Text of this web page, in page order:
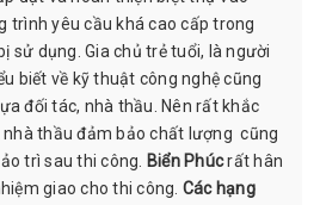
trình yêu cầu khá cao cấp trong
sử dụng. Gia chủ trẻ tuổi, là người
biết về kỹ thuật công nghệ cũng
đối tác, nhà thầu. Nên rất khắc
nhà thầu đảm bảo chất lượng cũng
trì sau thi công.
Biển Phúcrất hân
giao cho thi công. Các hạng